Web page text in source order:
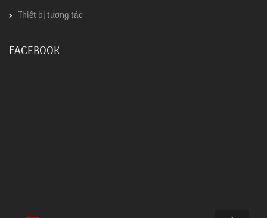
Thiết bị tương tác
FACEBOOK